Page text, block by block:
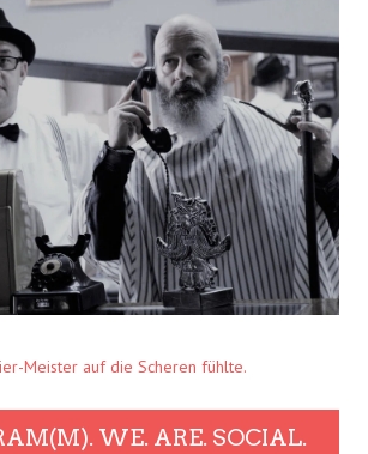
Meister auf die Scheren fühlte.
WE. ARE. SOCIAL.